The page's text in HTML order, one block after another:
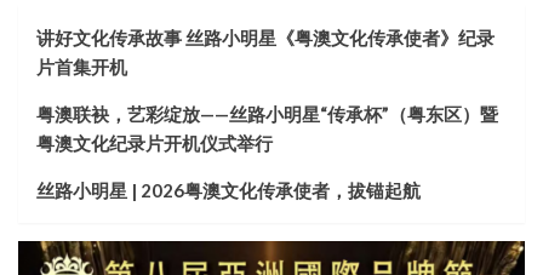
讲好文化传承故事 丝路小明星《粤澳文化传承使者》纪录
片首集开机
粤澳联袂，艺彩绽放——丝路小明星“传承杯”（粤东区）暨
粤澳文化纪录片开机仪式举行
丝路小明星 | 2026粤澳文化传承使者，拔锚起航